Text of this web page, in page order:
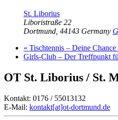
St. Liborius
Liboristraße 22
Dortmund 44143 Germany
« Tischtennis – Deine
Girls-Club – Der Treffpunkt
OT St. Liborius / St.
Kontakt: 0176 / 55013132
E-Mail: kontakt[at]ot-dortmund.de